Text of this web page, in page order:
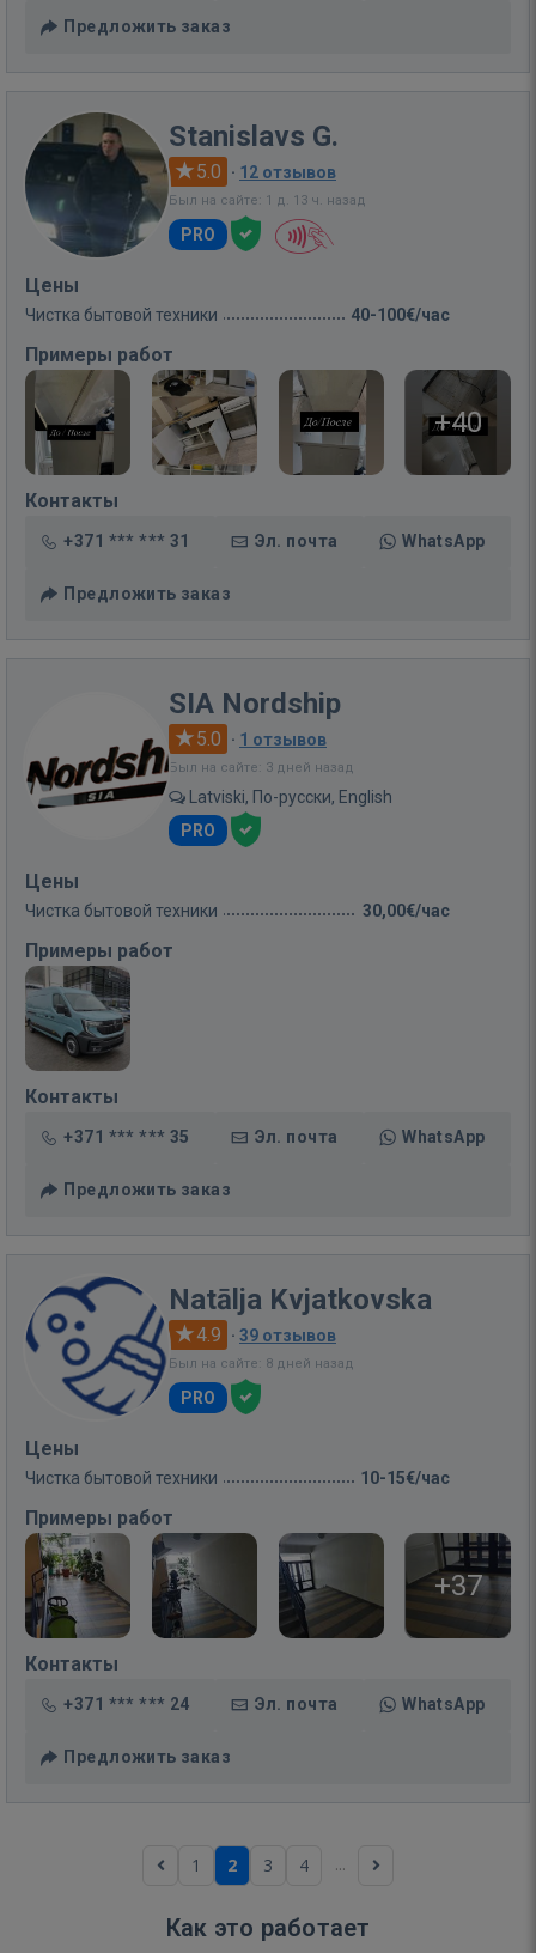
Предложить заказ
Stanislavs G.
5.0 · 12 отзывов
Был на сайте: 1 д. 13 ч. назад
PRO
Цены
Чистка бытовой техники 40-100€/час
Примеры работ
+40
Контакты
+371 *** *** 31 Эл. почта WhatsApp
Предложить заказ
SIA Nordship
5.0 · 1 отзывов
Был на сайте: 3 дней назад
Latviski, По-русски, English
PRO
Цены
Чистка бытовой техники 30,00€/час
Примеры работ
Контакты
+371 *** *** 35 Эл. почта WhatsApp
Предложить заказ
Natālja Kvjatkovska
4.9 · 39 отзывов
Был на сайте: 8 дней назад
PRO
Цены
Чистка бытовой техники 10-15€/час
Примеры работ
+37
Контакты
+371 *** *** 24 Эл. почта WhatsApp
Предложить заказ
1 2 3 4 ...
Как это работает